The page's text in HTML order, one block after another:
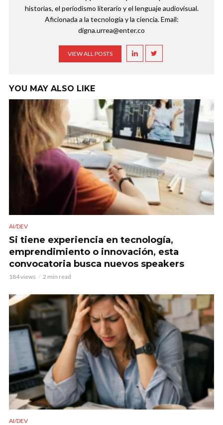
historias, el periodismo literario y el lenguaje audiovisual.
Aficionada a la tecnología y la ciencia. Email:
digna.urrea@enter.co
VIEW ALL POSTS
YOU MAY ALSO LIKE
AI/DEV
Si tiene experiencia en tecnología,
emprendimiento o innovación, esta
convocatoria busca nuevos speakers
184 views 2 min read
AI/DEV